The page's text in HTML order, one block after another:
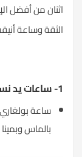
اثنان من أفضل
الثقة وساعة
1- ساعات يد نسائية ذهبية وردية مرصعة بالماس
بالماس